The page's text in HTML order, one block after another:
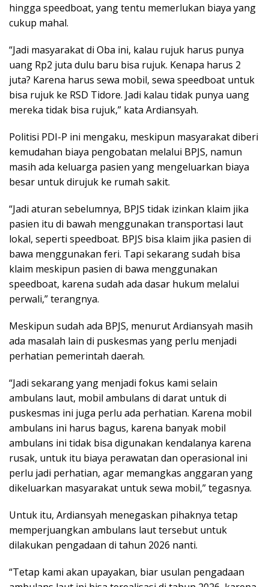
hingga speedboat, yang tentu memerlukan biaya yang
cukup mahal.
“Jadi masyarakat di Oba ini, kalau rujuk harus punya
uang Rp2 juta dulu baru bisa rujuk. Kenapa harus 2
juta? Karena harus sewa mobil, sewa speedboat untuk
bisa rujuk ke RSD Tidore. Jadi kalau tidak punya uang
mereka tidak bisa rujuk,” kata Ardiansyah.
Politisi PDI-P ini mengaku, meskipun masyarakat diberi
kemudahan biaya pengobatan melalui BPJS, namun
masih ada keluarga pasien yang mengeluarkan biaya
besar untuk dirujuk ke rumah sakit.
“Jadi aturan sebelumnya, BPJS tidak izinkan klaim jika
pasien itu di bawah menggunakan transportasi laut
lokal, seperti speedboat. BPJS bisa klaim jika pasien di
bawa menggunakan feri. Tapi sekarang sudah bisa
klaim meskipun pasien di bawa menggunakan
speedboat, karena sudah ada dasar hukum melalui
perwali,” terangnya.
Meskipun sudah ada BPJS, menurut Ardiansyah masih
ada masalah lain di puskesmas yang perlu menjadi
perhatian pemerintah daerah.
“Jadi sekarang yang menjadi fokus kami selain
ambulans laut, mobil ambulans di darat untuk di
puskesmas ini juga perlu ada perhatian. Karena mobil
ambulans ini harus bagus, karena banyak mobil
ambulans ini tidak bisa digunakan kendalanya karena
rusak, untuk itu biaya perawatan dan operasional ini
perlu jadi perhatian, agar memangkas anggaran yang
dikeluarkan masyarakat untuk sewa mobil,” tegasnya.
Untuk itu, Ardiansyah menegaskan pihaknya tetap
memperjuangkan ambulans laut tersebut untuk
dilakukan pengadaan di tahun 2026 nanti.
“Tetap kami akan upayakan, biar usulan pengadaan